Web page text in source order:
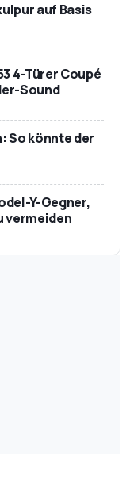
auf Basis
4-Türer Coupé
Sound
So könnte der
Y-Gegner,
vermeiden